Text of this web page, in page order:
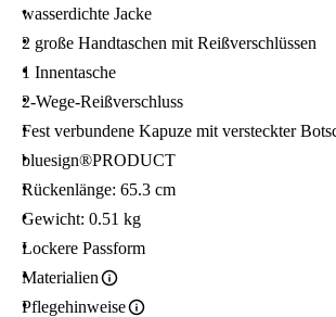
wasserdichte Jacke
2 große Handtaschen mit Reißverschlüssen
1 Innentasche
2-Wege-Reißverschluss
Fest verbundene Kapuze mit versteckter
bluesign®PRODUCT
Rückenlänge: 65.3 cm
Gewicht: 0.51 kg
Lockere Passform
Materialien
Pflegehinweise